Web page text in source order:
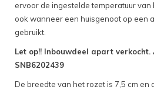
ervoor de ingestelde temperatuur
ook wanneer een huisgenoot op een
gebruikt.
Let op!! Inbouwdeel apart
SNB6202439
De breedte van het rozet is 7,5 cm en